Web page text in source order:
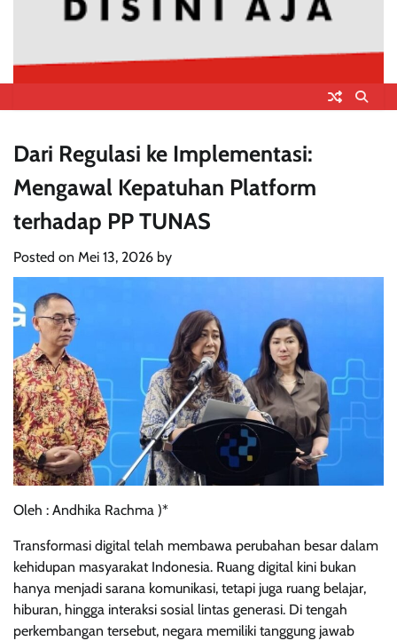
Dari Regulasi ke Implementasi:
Mengawal Kepatuhan Platform
terhadap PP TUNAS
Posted on Mei 13, 2026 by
Oleh : Andhika Rachma )*
Transformasi digital telah membawa perubahan besar dalam
kehidupan masyarakat Indonesia. Ruang digital kini bukan
hanya menjadi sarana komunikasi, tetapi juga ruang belajar,
hiburan, hingga interaksi sosial lintas generasi. Di tengah
perkembangan tersebut, negara memiliki tanggung jawab